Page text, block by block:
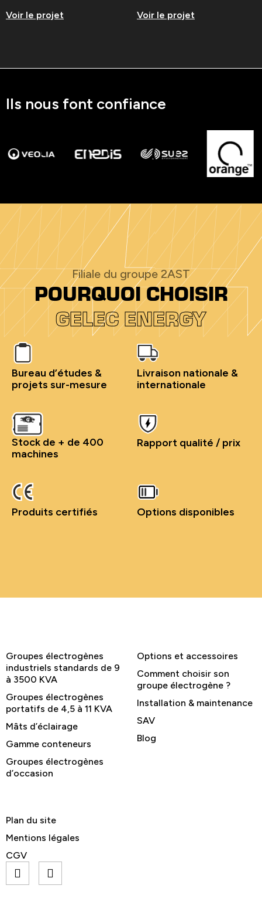
Voir le projet Voir le projet
Ils nous font confiance
Filiale du groupe 2AST
POURQUOI CHOISIR
GELEC ENERGY
Bureau d’études &
projets sur-mesure
Livraison nationale &
internationale
Stock de + de 400
machines
Rapport qualité / prix
Produits certifiés Options disponibles
Groupes électrogènes
industriels standards de 9
à 3500 KVA
Groupes électrogènes
portatifs de 4,5 à 11 KVA
Mâts d’éclairage
Gamme conteneurs
Groupes électrogènes
d’occasion
Options et accessoires
Comment choisir son
groupe électrogène ?
Installation & maintenance
SAV
Blog
Plan du site
Mentions légales
CGV